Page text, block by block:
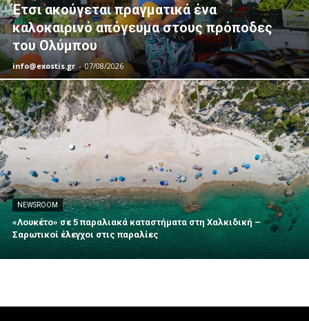
Έτσι ακούγεται πραγματικά ένα
καλοκαιρινό απόγευμα στους πρόποδες
του Ολύμπου
info@exostis.gr - 07/08/2026
NEWSROOM
«Λουκέτο» σε 5 παραλιακά καταστήματα στη Χαλκιδική –
Σαρωτικοί έλεγχοι στις παραλίες